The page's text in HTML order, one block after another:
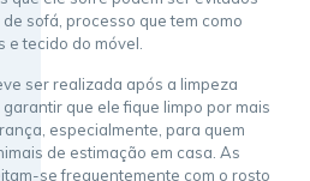
sofá, processo que tem como
tecido do móvel.
ser realizada após a limpeza
que ele fique limpo por mais
especialmente, para quem
de estimação em casa. As
se frequentemente com o rosto